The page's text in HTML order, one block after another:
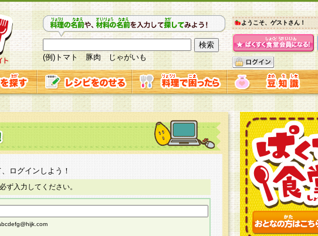
(例)トマト 豚肉 じゃがいも
ようこそ、ゲストさん！
ログインしよう！
ず入力してください。